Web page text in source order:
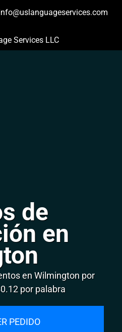
HACER PEDIDO
Services LLC
de
en
en Wilmington por
por palabra
PEDIDO